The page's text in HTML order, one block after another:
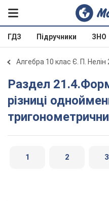
ГДЗ Підручники ЗНО
Алгебра 10 клас Є. П. Нелін
Раздел 21.4.Формули суми і
різниці
1 2 3